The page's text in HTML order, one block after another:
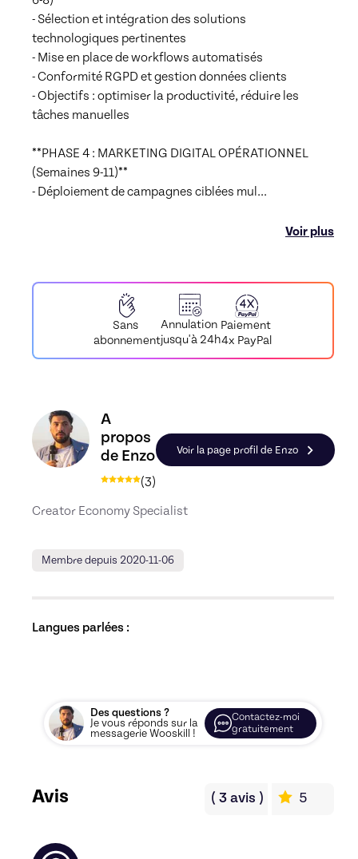
- Sélection et intégration des solutions
technologiques pertinentes
- Mise en place de workflows automatisés
- Conformité RGPD et gestion données clients
- Objectifs : optimiser la productivité, réduire les
tâches manuelles
**PHASE 4 : MARKETING DIGITAL OPÉRATIONNEL
(Semaines 9-11)**
- Déploiement de campagnes ciblées mul ...
Voir plus
Sans
abonnement
Annulation
jusqu'à 24h
Paiement
4x PayPal
Découvrez le profil de Enzo, Skiller en
A
propos
de Enzo
(3)
Voir la page profil de Enzo
Creator Economy Specialist
Membre depuis 2020-11-06
Langues parlées :
Des questions ?
Je vous réponds sur la
messagerie Wooskill !
Contactez-moi
gratuitement
Avis ( 3avis ) 5